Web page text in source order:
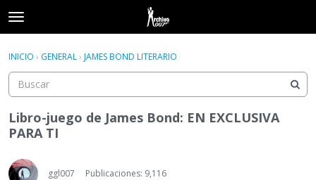
t
o
g
e
m
e
n
u
Acceder Registrarse
Hilos
Actividad
Acceder Registrarse
INICIO › GENERAL› JAMES BOND LITERARIO
Libro-juego de James Bond: EN EXCLUSIVA
PARA TI
ggl007
Publicaciones: 9,116